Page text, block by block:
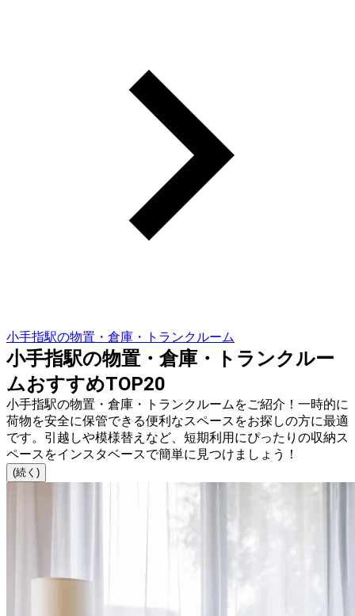
小手指駅の物置・倉庫・トランクルーム
小手指駅の物置・倉庫・トランクルー
ムおすすめTOP20
小手指駅の物置・倉庫・トランクルームをご紹介！一時的に
荷物を安全に保管できる便利なスペースをお探しの方に最適
です。引越しや模様替えなど、短期利用にぴったりの収納ス
ペースをインスタベースで簡単に見つけましょう！
(続く)